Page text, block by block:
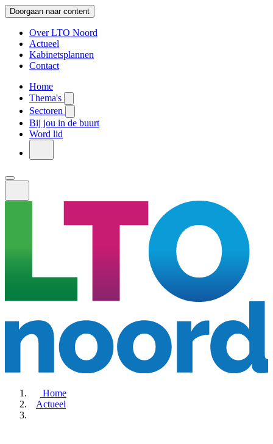
Doorgaan naar content
Over LTO Noord
Actueel
Kabinetsplannen
Contact
Home
Thema's
Sectoren
Bij jou in de buurt
Word lid
Home
Actueel